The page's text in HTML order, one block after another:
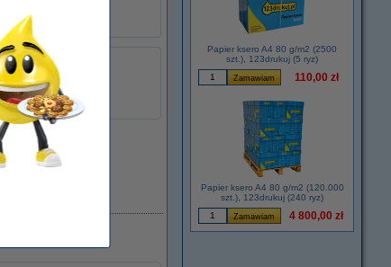
054031
czarny
toner
CE390X
Papier ksero A4 80 g/m2 (2500
szt.), 123drukuj (5 ryz)
110,00 zł
Papier ksero A4 80 g/m2 (120.000
szt.), 123drukuj (240 ryz)
4 800,00 zł